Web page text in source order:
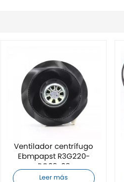
Ventilador centrífugo
Ebmpapst R3G220-
RC09-08
Leer más